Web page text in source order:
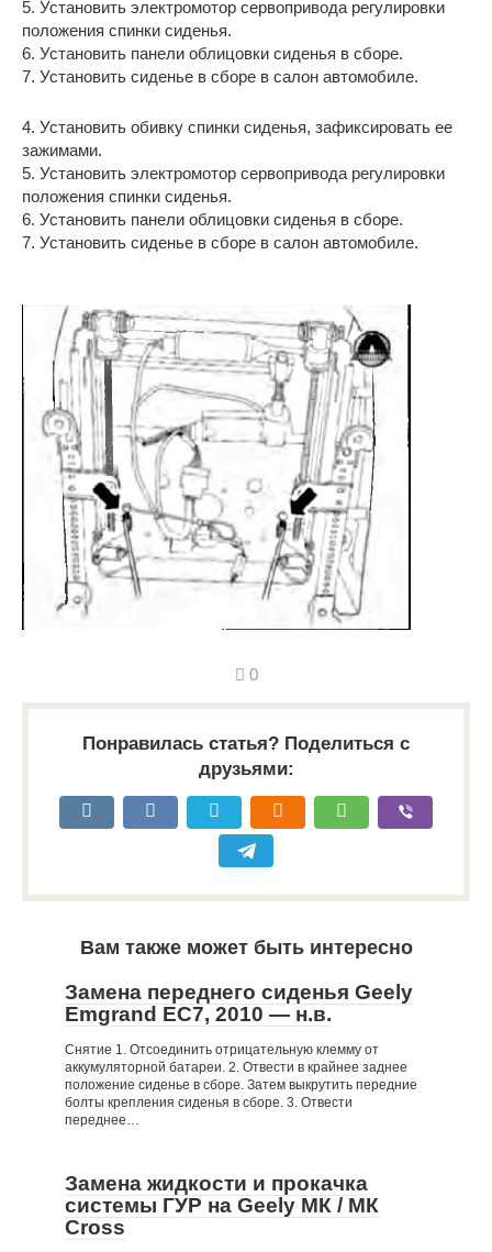
5. Установить электромотор сервопривода регулировки
положения спинки сиденья.
6. Установить панели облицовки сиденья в сборе.
7. Установить сиденье в сборе в салон автомобиле.
4. Установить обивку спинки сиденья, зафиксировать ее
зажимами.
5. Установить электромотор сервопривода регулировки
положения спинки сиденья.
6. Установить панели облицовки сиденья в сборе.
7. Установить сиденье в сборе в салон автомобиле.
0
Понравилась статья? Поделиться с
друзьями:
Вам также может быть интересно
Замена переднего сиденья Geely
Emgrand EC7, 2010 — н.в.
Снятие 1. Отсоединить отрицательную клемму от
аккумуляторной батареи. 2. Отвести в крайнее заднее
положение сиденье в сборе. Затем выкрутить передние
болты крепления сиденья в сборе. 3. Отвести
переднее…
Замена жидкости и прокачка
системы ГУР на Geely МК / МК
Cross